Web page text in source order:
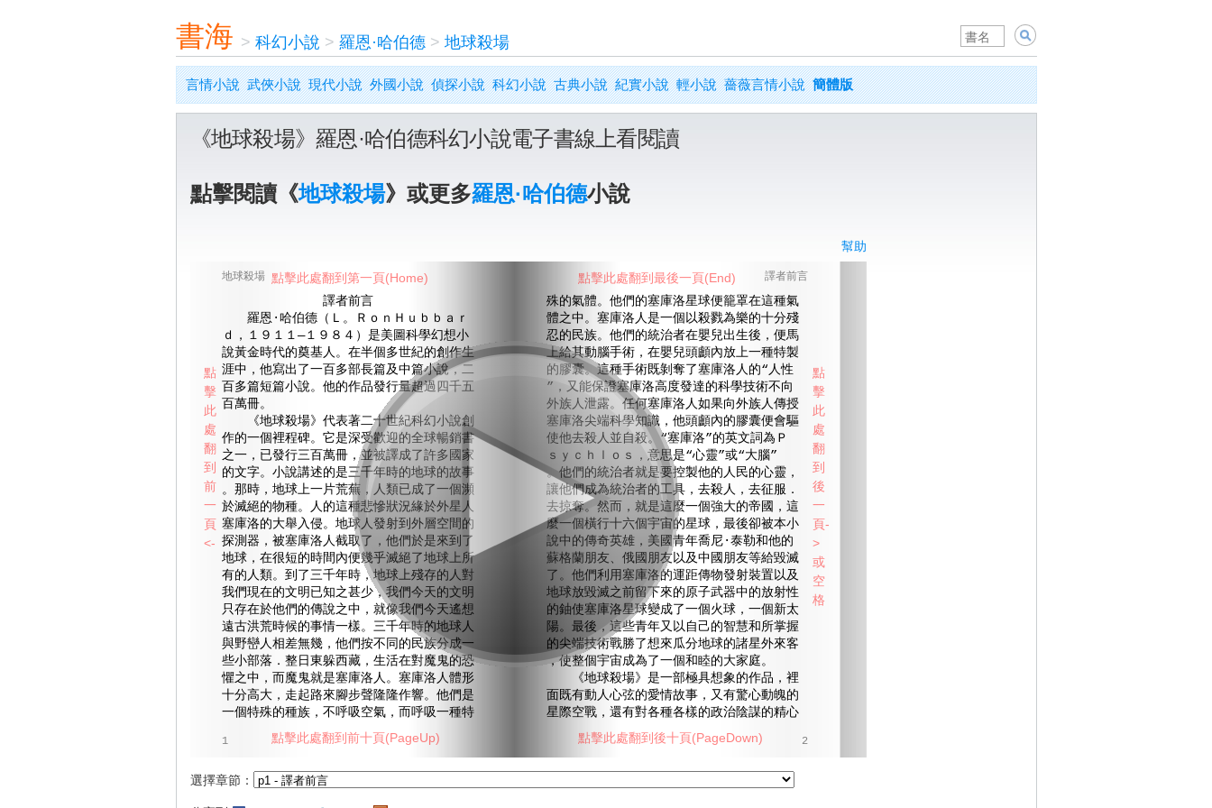
書海 > 科幻小說 > 羅恩·哈伯德> 地球殺場
言情小說 武俠小說 現代小說 外國小說 偵探小說 科幻小說 古典小說 紀實小說 輕小說 薔薇言情小說 簡體版
《地球殺場》羅恩·哈伯德科幻小說電子書線上看閱讀
點擊閱讀《地球殺場》或更多羅恩·哈伯德小說
幫助
地球殺場 譯者前言
譯者前言
羅恩·哈伯德（Ｌ。ＲｏｎＨｕｂｂａｒ
ｄ，１９１１—１９８４）是美圖科學幻想小
說黃金時代的奠基人。在半個多世紀的創作生
涯中，他寫出了一百多部長篇及中篇小說，二
百多篇短篇小說。他的作品發行量超過四千五
百萬冊。
《地球殺場》代表著二十世紀科幻小說創
作的一個裡程碑。它是深受歡迎的全球暢銷書
之一，已發行三百萬冊，並被譯成了許多國家
的文字。小說講述的是三千年時的地球的故事
。那時，地球上一片荒蕪，人類已成了一個瀕
於滅絕的物種。人的這種悲慘狀況緣於外星人
塞庫洛的大舉入侵。地球人發射到外層空間的
探測器，被塞庫洛人截取了，他們於是來到了
地球，在很短的時間內便幾乎滅絕了地球上所
有的人類。到了三千年時，地球上殘存的人對
我們現在的文明已知之甚少，我們今天的文明
只存在於他們的傳說之中，就像我們今天遙想
遠古洪荒時候的事情一樣。三千年時的地球人
與野巒人相差無幾，他們按不同的民族分成一
些小部落．整日東躲西藏，生活在對魔鬼的恐
懼之中，而魔鬼就是塞庫洛人。塞庫洛人體形
十分高大，走起路來腳步聲隆隆作響。他們是
一個特殊的種族，不呼吸空氣，而呼吸一種特
殊的氣體。他們的塞庫洛星球便籠罩在這種氣
體之中。塞庫洛人是一個以殺戮為樂的十分殘
忍的民族。他們的統治者在嬰兒出生後，便馬
上給其動腦手術，在嬰兒頭顱內放上一種特製
的膠囊。這種手術既剝奪了塞庫洛人的“人性
”，又能保證塞庫洛高度發達的科學技術不向
外族人泄露。任何塞庫洛人如果向外族人傳授
塞庫洛尖端科學知識，他頭顱內的膠囊便會驅
使他去殺人並自殺。“塞庫洛”的英文詞為Ｐ
ｓｙｃｈｌｏｓ，意思是“心靈”或“大腦”
。他們的統治者就是要控製他的人民的心靈，
讓他們成為統治者的工具，去殺人，去征服．
去掠奪。然而，就是這麼一個強大的帝國，這
麼一個橫行十六個宇宙的星球，最後卻被本小
說中的傳奇英雄，美國青年喬尼·泰勒和他的
蘇格蘭朋友、俄國朋友以及中國朋友等給毀滅
了。他們利用塞庫洛的運距傳物發射裝置以及
地球放毀滅之前留下來的原子武器中的放射性
的鈾使塞庫洛星球變成了一個火球，一個新太
陽。最後，這些青年又以自己的智慧和所掌握
的尖端技術戰勝了想來瓜分地球的諸星外來客
，使整個宇宙成為了一個和睦的大家庭。
《地球殺場》是一部極具想象的作品，裡
面既有動人心弦的愛情故事，又有驚心動魄的
星際空戰，還有對各種各樣的政治陰謀的精心
1 2
選擇章節：
點擊此處翻到第一頁(Home) 點擊此處翻到最後一頁(End)
點擊此處翻到前十頁(PageUp) 點擊此處翻到後十頁(PageDown)
點
擊
此
處
翻
到
前
一
頁
<-
點
擊
此
處
翻
到
後
一
頁-
>
或
空
格